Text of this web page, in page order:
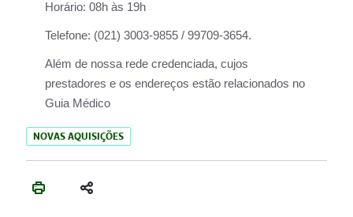
Horário: 08h às 19h
Telefone: (021) 3003-9855 / 99709-3654.
Além de nossa rede credenciada, cujos
prestadores e os endereços estão relacionados no
Guia Médico
NOVAS AQUISIÇÕES